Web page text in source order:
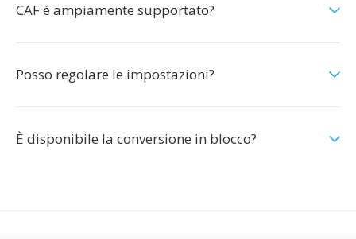
CAF è ampiamente supportato?
Posso regolare le impostazioni?
È disponibile la conversione in blocco?